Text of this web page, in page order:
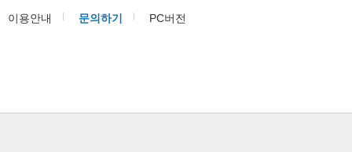
이용안내 문의하기 PC버전